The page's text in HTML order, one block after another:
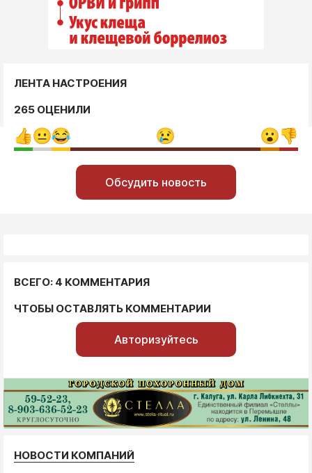
ЛЕНТА НАСТРОЕНИЯ
265 ОЦЕНИЛИ
Обсудить новость
ВСЕГО: 4 КОММЕНТАРИЯ
ЧТОБЫ ОСТАВЛЯТЬ КОММЕНТАРИИ
Авторизуйтесь
НОВОСТИ КОМПАНИЙ